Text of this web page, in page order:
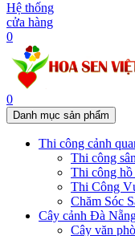
Hệ thống
cửa hàng
0
0
Danh mục sản phẩm
Thi công cảnh
Thi công
Thi công
Thi Công
Chăm Sóc
Cây cảnh Đà
Cây văn